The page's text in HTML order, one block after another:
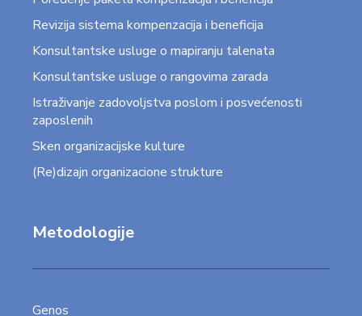
Revizija sistema kompenzacija i beneficija
Konsultantske usluge o mapiranju talenata
Konsultantske usluge o rangovima zarada
Istraživanje zadovoljstva poslom i posvećenosti
zaposlenih
Sken organizacijske kulture
(Re)dizajn organizacione strukture
Metodologije
Genos